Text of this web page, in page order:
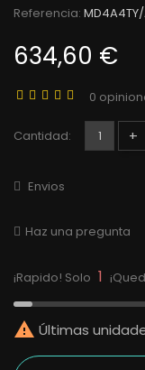
Referencia:
634,60 €
0
Cantidad: +
Envios
Haz una pregunta
¡Rapido! Solo 1
 Últimas